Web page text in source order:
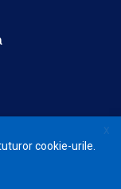
X
cookie-urile.